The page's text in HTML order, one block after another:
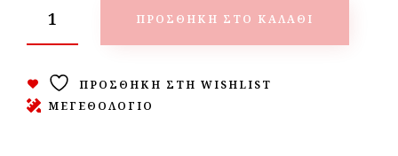
ΠΡΟΣΘΉΚΗ ΣΤΟ ΚΑΛΆΘΙ
ΠΡΟΣΘΉΚΗ ΣΤΗ WISHLIST
ΜΕΓΕΘΟΛΟΓΙΟ